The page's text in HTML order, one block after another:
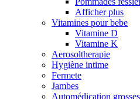
Afficher plus
Vitamines pour bebe
Vitamine D
Vitamine K
Aerosoltherapie
Hygiène intime
Fermete
Jambes
Automédication